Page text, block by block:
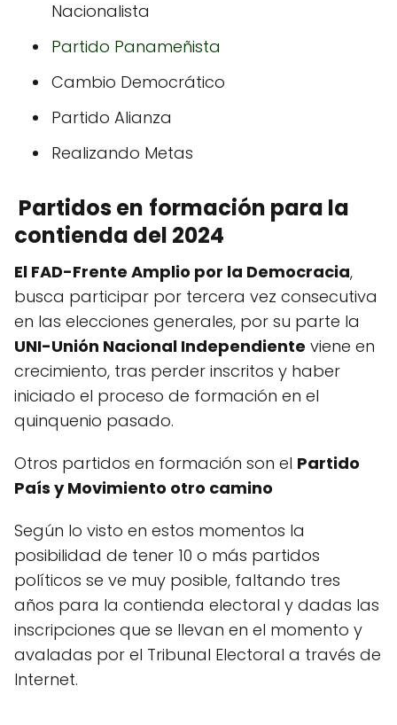
Nacionalista
Partido Panameñista
Cambio Democrático
Partido Alianza
Realizando Metas
Partidos en formación para la
contienda del 2024
El FAD-Frente Amplio por la Democracia,
busca participar por tercera vez consecutiva
en las elecciones generales, por su parte la
UNI-Unión Nacional Independiente viene en
crecimiento, tras perder inscritos y haber
iniciado el proceso de formación en el
quinquenio pasado.
Otros partidos en formación son el Partido
País y Movimiento otro camino
Según lo visto en estos momentos la
posibilidad de tener 10 o más partidos
políticos se ve muy posible, faltando tres
años para la contienda electoral y dadas las
inscripciones que se llevan en el momento y
avaladas por el Tribunal Electoral a través de
Internet.